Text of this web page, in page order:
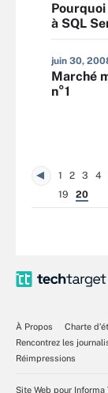
à SQL
juin 30,
Marché
n°1
1 2 3 4
19
20
À Propos
Charte
Rencontrez les
Réimpressions
Site Web pour Informa